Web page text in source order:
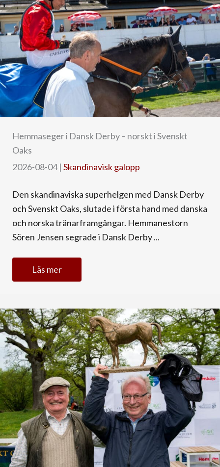
Hemmaseger i Dansk Derby – norskt i Svenskt
Oaks
2026-08-04| Skandinavisk galopp
Den skandinaviska superhelgen med Dansk Derby
och Svenskt Oaks, slutade i första hand med danska
och norska tränarframgångar. Hemmanestorn
Sören Jensen segrade i Dansk Derby ...
Läs mer